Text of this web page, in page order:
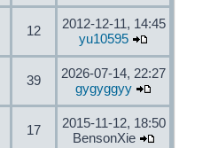
12
2012-12-11, 14:45
yu10595
39
2026-07-14, 22:27
gygyggyy
17
2015-11-12, 18:50
BensonXie